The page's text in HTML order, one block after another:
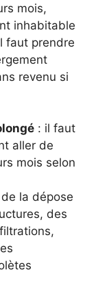
mois,
inhabitable
faut prendre
revenu si
: il faut
aller de
mois selon
la dépose
des